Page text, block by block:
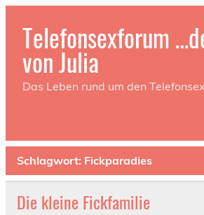
Telefonsexforum
von Julia
Das Leben rund um den Telefonsex
Schlagwort: Fickparadies
Die kleine Fickfamilie